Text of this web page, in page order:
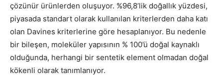
çözünür ürünlerden oluşuyor. %96,8’lik doğallık yüzdesi,
piyasada standart olarak kullanılan kriterlerden daha katı
olan Davines kriterlerine göre hesaplanıyor. Bu nedenle
bir bileşen, moleküler yapısının % 100’ü doğal kaynaklı
olduğunda, herhangi bir sentetik element olmadan doğal
kökenli olarak tanımlanıyor.